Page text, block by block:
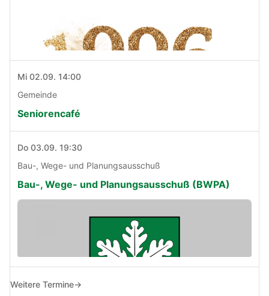
Mi 02.09. 14:00
Gemeinde
Seniorencafé
Do 03.09. 19:30
Bau-, Wege- und Planungsausschuß
Bau-, Wege- und Planungsausschuß (BWPA)
Weitere Termine→